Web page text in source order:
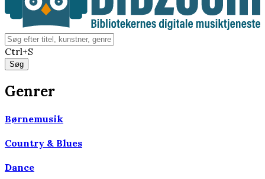
Ctrl+S
Genrer
Børnemusik
Country & Blues
Dance